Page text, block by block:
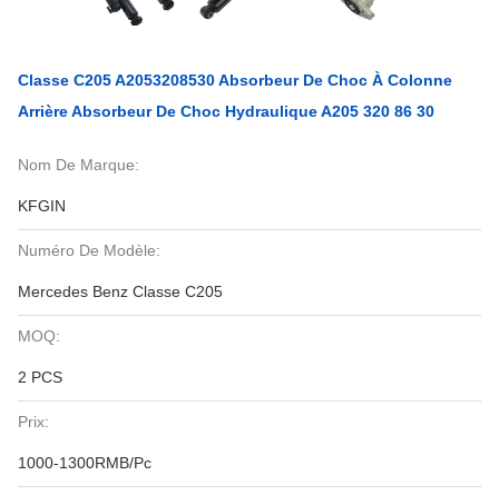
Classe C205 A2053208530 Absorbeur De Choc À Colonne
Arrière Absorbeur De Choc Hydraulique A205 320 86 30
Nom De Marque:
KFGIN
Numéro De Modèle:
Mercedes Benz Classe C205
MOQ:
2 PCS
Prix:
1000-1300RMB/Pc